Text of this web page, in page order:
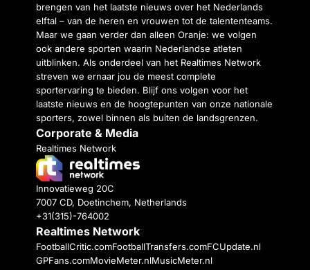
brengen van het laatste nieuws over het Nederlands
elftal – van de heren en vrouwen tot de talententeams.
Maar we gaan verder dan alleen Oranje: we volgen
ook andere sporten waarin Nederlandse atleten
uitblinken. Als onderdeel van het Realtimes Network
streven we ernaar jou de meest complete
sportervaring te bieden. Blijf ons volgen voor het
laatste nieuws en de hoogtepunten van onze nationale
sporters, zowel binnen als buiten de landsgrenzen.
Corporate & Media
Realtimes Network
Innovatieweg 20C
7007 CD, Doetinchem, Netherlands
+31(315)-764002
Realtimes Network
FootballCritic.comFootballTransfers.comFCUpdate.nl
GPFans.comMovieMeter.nlMusicMeter.nl